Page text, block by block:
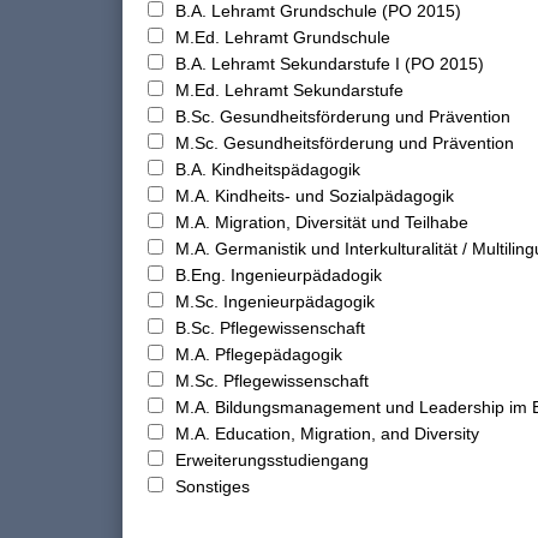
B.A. Lehramt Grundschule (PO 2015)
M.Ed. Lehramt Grundschule
B.A. Lehramt Sekundarstufe I (PO 2015)
M.Ed. Lehramt Sekundarstufe
B.Sc. Gesundheitsförderung und Prävention
M.Sc. Gesundheitsförderung und Prävention
B.A. Kindheitspädagogik
M.A. Kindheits- und Sozialpädagogik
M.A. Migration, Diversität und Teilhabe
M.A. Germanistik und Interkulturalität /
B.Eng. Ingenieurpädadogik
M.Sc. Ingenieurpädagogik
B.Sc. Pflegewissenschaft
M.A. Pflegepädagogik
M.Sc. Pflegewissenschaft
M.A. Bildungsmanagement und Leadership im
M.A. Education, Migration, and Diversity
Erweiterungsstudiengang
Sonstiges